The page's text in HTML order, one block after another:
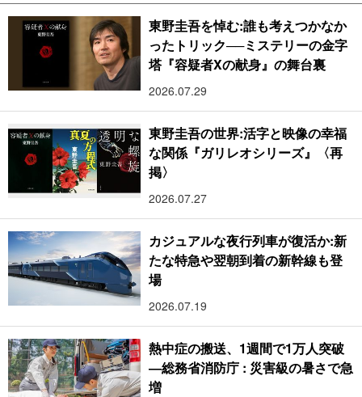
東野圭吾を悼む:誰も考えつかなか
ったトリック──ミステリーの金字
塔『容疑者Xの献身』の舞台裏
2026.07.29
東野圭吾の世界:活字と映像の幸福
な関係『ガリレオシリーズ』〈再
掲〉
2026.07.27
カジュアルな夜行列車が復活か:新
たな特急や翌朝到着の新幹線も登
場
2026.07.19
熱中症の搬送、1週間で1万人突破
―総務省消防庁 : 災害級の暑さで急
増